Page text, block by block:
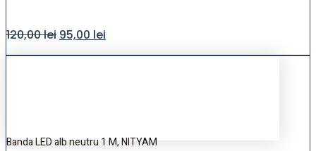
120,00lei 95,00 lei
Banda LED alb neutru 1 M, NITYAM